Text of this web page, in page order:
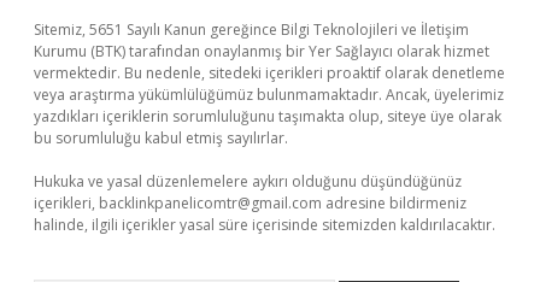
Sitemiz, 5651 Sayılı Kanun gereğince Bilgi Teknolojileri ve İletişim
Kurumu (BTK) tarafından onaylanmış bir Yer Sağlayıcı olarak hizmet
vermektedir. Bu nedenle, sitedeki içerikleri proaktif olarak denetleme
veya araştırma yükümlülüğümüz bulunmamaktadır. Ancak, üyelerimiz
yazdıkları içeriklerin sorumluluğunu taşımakta olup, siteye üye olarak
bu sorumluluğu kabul etmiş sayılırlar.
Hukuka ve yasal düzenlemelere aykırı olduğunu düşündüğünüz
içerikleri, backlinkpanelicomtr@gmail.com adresine bildirmeniz
halinde, ilgili içerikler yasal süre içerisinde sitemizden kaldırılacaktır.